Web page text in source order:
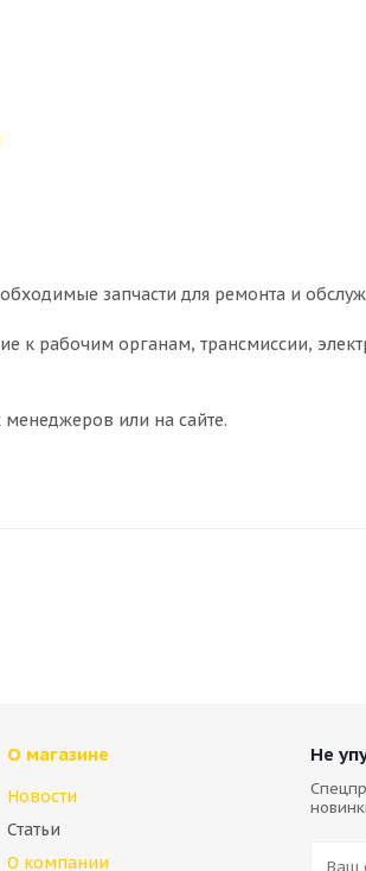
запчасти для ремонта и
к рабочим органам, трансмиссии,
или на сайте.
О магазине
Новости
Статьи
О компании
Не